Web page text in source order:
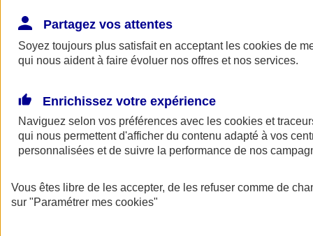
Demander
Soyez assuré en cas de panne au moment de livrer vos clients,
d'accident avec le véhicule de votre entreprise, ou de vol de véhicule
avec votre matériel professionnel.
Une assurance adaptée aux besoins des travailleurs indépendants.
Exemples : un kinésithérapeute ne peut assurer sa tournée en raison
ci ne peut effectuer ses livraisons... Lors d’un accrochage avec sa
camionnette, les outils d’un artisan du BTP sont endommagés. Parce
que votre véhicule est indispensable à l’exercice de votre profession,
Partagez vos attentes
Soyez toujours plus satisfait en acceptant les cookies de
qui nous aident à faire évoluer nos offres et nos services.
Enrichissez votre expérience
Naviguez selon vos préférences avec les cookies et
qui nous permettent d'afficher du contenu adapté à vos
personnalisées et de suivre la performance de nos
Vous êtes libre de les accepter, de les refuser comme de
sur "Paramétrer mes cookies"